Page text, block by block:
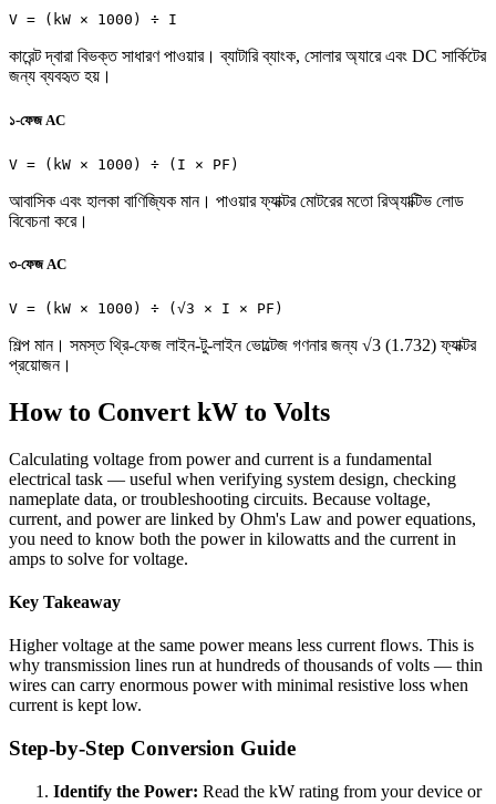
V = (kW × 1000) ÷ I
কারেন্ট দ্বারা বিভক্ত সাধারণ পাওয়ার। ব্যাটারি ব্যাংক, সোলার অ্যারে এবং DC সার্কিটের
জন্য ব্যবহৃত হয়।
১-ফেজ AC
V = (kW × 1000) ÷ (I × PF)
আবাসিক এবং হালকা বাণিজ্যিক মান। পাওয়ার ফ্যাক্টর মোটরের মতো রিঅ্যাক্টিভ লোড
বিবেচনা করে।
৩-ফেজ AC
V = (kW × 1000) ÷ (√3 × I × PF)
শিল্প মান। সমস্ত থ্রি-ফেজ লাইন-টু-লাইন ভোল্টেজ গণনার জন্য √3 (1.732) ফ্যাক্টর
প্রয়োজন।
How to Convert kW to Volts
Calculating voltage from power and current is a fundamental
electrical task — useful when verifying system design, checking
nameplate data, or troubleshooting circuits. Because voltage,
current, and power are linked by Ohm's Law and power equations,
you need to know both the power in kilowatts and the current in
amps to solve for voltage.
Key Takeaway
Higher voltage at the same power means less current flows. This is
why transmission lines run at hundreds of thousands of volts — thin
wires can carry enormous power with minimal resistive loss when
current is kept low.
Step-by-Step Conversion Guide
Identify the Power: Read the kW rating from your device or